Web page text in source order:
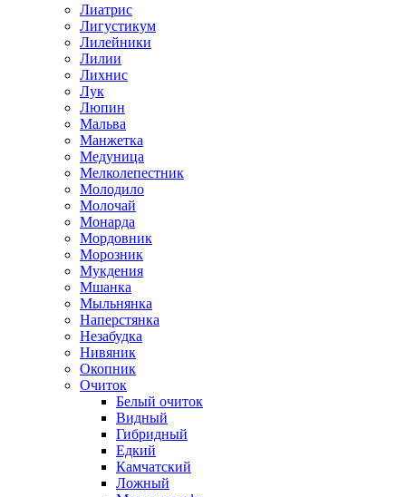
Лиатрис
Лигустикум
Лилейники
Лилии
Лихнис
Лук
Люпин
Мальва
Манжетка
Медуница
Мелколепестник
Молодило
Молочай
Монарда
Мордовник
Морозник
Мукдения
Мшанка
Мыльнянка
Наперстянка
Незабудка
Нивяник
Окопник
Очиток
Белый очиток
Видный
Гибридный
Едкий
Камчатский
Ложный